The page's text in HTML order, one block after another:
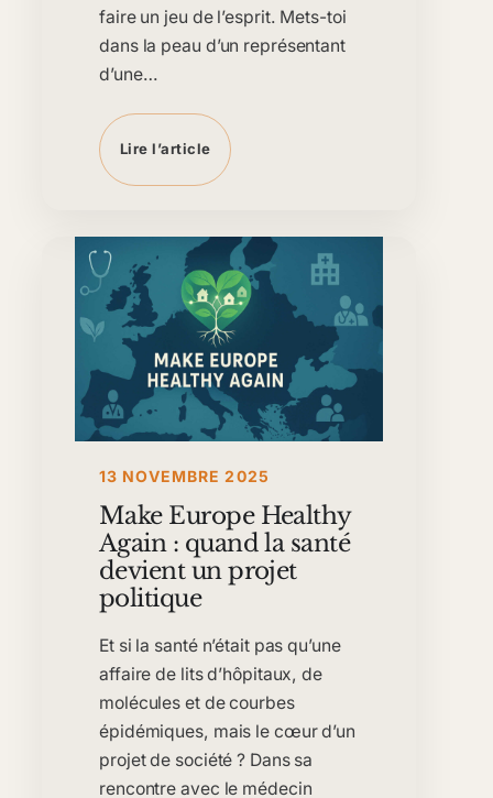
faire un jeu de l’esprit. Mets-toi
dans la peau d’un représentant
d’une…
Lire l’article
13 NOVEMBRE 2025
Make Europe Healthy
Again : quand la santé
devient un projet
politique
Et si la santé n’était pas qu’une
affaire de lits d’hôpitaux, de
molécules et de courbes
épidémiques, mais le cœur d’un
projet de société ? Dans sa
rencontre avec le médecin